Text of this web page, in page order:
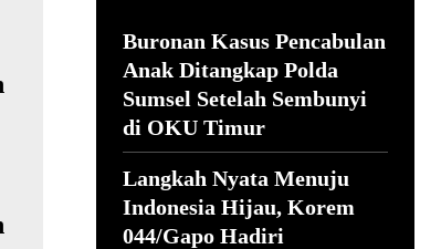
Buronan Kasus Pencabulan
Anak Ditangkap Polda
Sumsel Setelah Sembunyi
di OKU Timur
Langkah Nyata Menuju
Indonesia Hijau, Korem
044/Gapo Hadiri